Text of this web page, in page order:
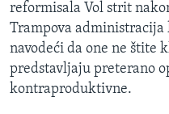
reformisala Vol strit
Trampova
navodeći da one ne štite
predstavljaju preterano
kontraproduktivne.